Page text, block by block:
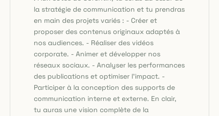
la stratégie de communication et tu prendras
en main des projets variés : - Créer et
proposer des contenus originaux adaptés à
nos audiences. - Réaliser des vidéos
corporate. - Animer et développer nos
réseaux sociaux. - Analyser les performances
des publications et optimiser l’impact. -
Participer à la conception des supports de
communication interne et externe. En clair,
tu auras une vision complète de la